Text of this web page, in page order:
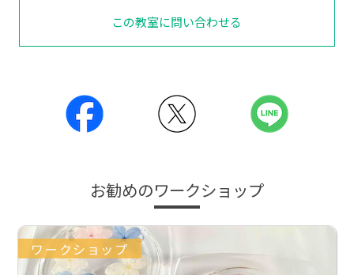
この教室に問い合わせる
お勧めのワークショップ
ワークショップ